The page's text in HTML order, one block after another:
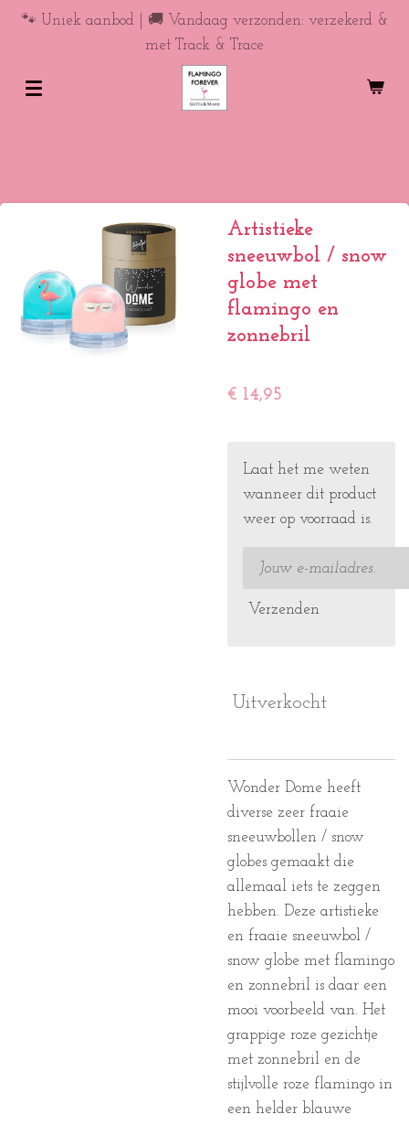
Ga🐾 Uniek aanbod | 🚚 Vandaag verzonden: verzekerd &
met Track & Trace
Artistieke
sneeuwbol / snow
globe met
flamingo en
zonnebril
€ 14,95
Laat het me weten
wanneer dit product
weer op voorraad is.
Verzenden
Uitverkocht
Wonder Dome heeft
diverse zeer fraaie
sneeuwbollen / snow
globes gemaakt die
allemaal iets te zeggen
hebben. Deze artistieke
en fraaie sneeuwbol /
snow globe met flamingo
en zonnebril is daar een
mooi voorbeeld van. Het
grappige roze gezichtje
met zonnebril en de
stijlvolle roze flamingo in
een helder blauwe